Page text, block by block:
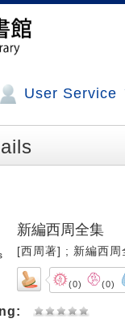
User Service
新編西周全集
[西周著] ; 新編西
(0) (0)